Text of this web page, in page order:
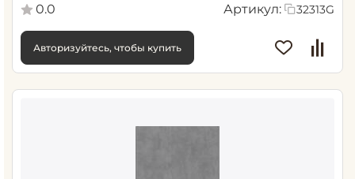
0.0
Артикул: 32313G
Авторизуйтесь, чтобы купить